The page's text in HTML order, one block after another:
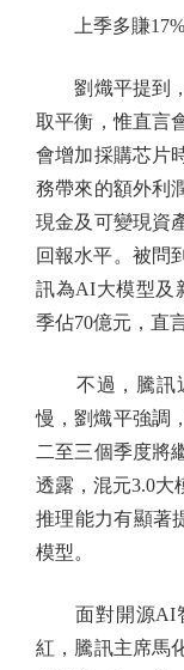
上季多賺17%
劉熾平提到，
取平衡，惟直言
會增加採購芯片
務帶來的額外利
現金及可變現資
回報水平。被問
訊為AI大模型及
季佔70億元，直
不過，騰訊近
慢，劉熾平強調
二至三個季度將
透露，混元3.0大
推理能力有顯著
模型。
面對開源AI智
紅，騰訊主席馬